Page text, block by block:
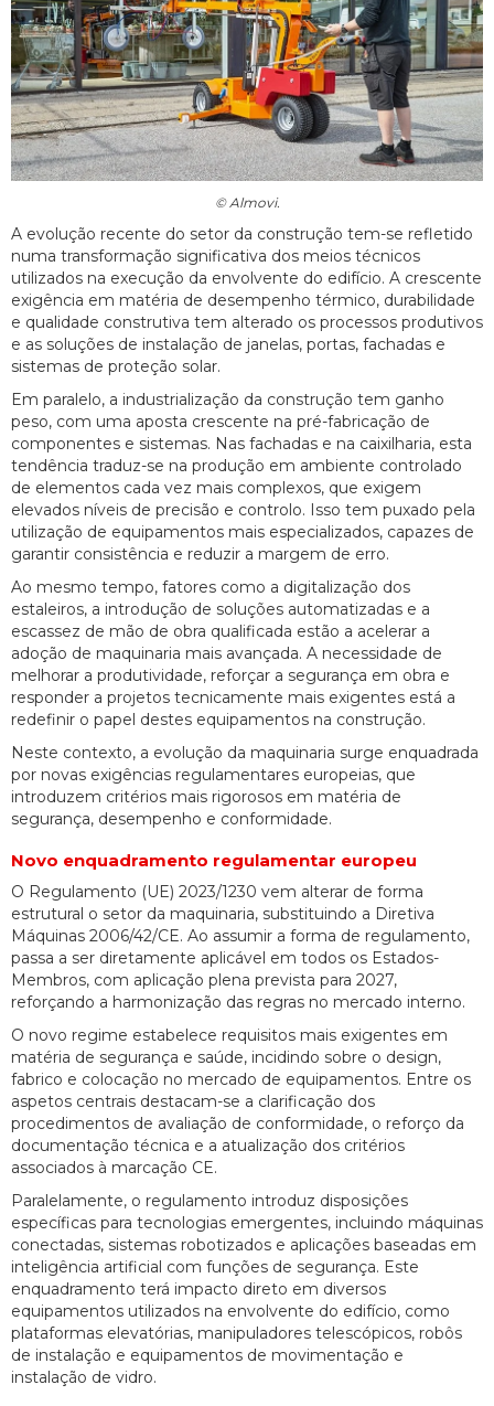
© Almovi.
A evolução recente do setor da construção tem-se refletido
numa transformação significativa dos meios técnicos
utilizados na execução da envolvente do edifício. A crescente
exigência em matéria de desempenho térmico, durabilidade
e qualidade construtiva tem alterado os processos produtivos
e as soluções de instalação de janelas, portas, fachadas e
sistemas de proteção solar.
Em paralelo, a industrialização da construção tem ganho
peso, com uma aposta crescente na pré-fabricação de
componentes e sistemas. Nas fachadas e na caixilharia, esta
tendência traduz-se na produção em ambiente controlado
de elementos cada vez mais complexos, que exigem
elevados níveis de precisão e controlo. Isso tem puxado pela
utilização de equipamentos mais especializados, capazes de
garantir consistência e reduzir a margem de erro.
Ao mesmo tempo, fatores como a digitalização dos
estaleiros, a introdução de soluções automatizadas e a
escassez de mão de obra qualificada estão a acelerar a
adoção de maquinaria mais avançada. A necessidade de
melhorar a produtividade, reforçar a segurança em obra e
responder a projetos tecnicamente mais exigentes está a
redefinir o papel destes equipamentos na construção.
Neste contexto, a evolução da maquinaria surge enquadrada
por novas exigências regulamentares europeias, que
introduzem critérios mais rigorosos em matéria de
segurança, desempenho e conformidade.
Novo enquadramento regulamentar europeu
O Regulamento (UE) 2023/1230 vem alterar de forma
estrutural o setor da maquinaria, substituindo a Diretiva
Máquinas 2006/42/CE. Ao assumir a forma de regulamento,
passa a ser diretamente aplicável em todos os Estados-
Membros, com aplicação plena prevista para 2027,
reforçando a harmonização das regras no mercado interno.
O novo regime estabelece requisitos mais exigentes em
matéria de segurança e saúde, incidindo sobre o design,
fabrico e colocação no mercado de equipamentos. Entre os
aspetos centrais destacam-se a clarificação dos
procedimentos de avaliação de conformidade, o reforço da
documentação técnica e a atualização dos critérios
associados à marcação CE.
Paralelamente, o regulamento introduz disposições
específicas para tecnologias emergentes, incluindo máquinas
conectadas, sistemas robotizados e aplicações baseadas em
inteligência artificial com funções de segurança. Este
enquadramento terá impacto direto em diversos
equipamentos utilizados na envolvente do edifício, como
plataformas elevatórias, manipuladores telescópicos, robôs
de instalação e equipamentos de movimentação e
instalação de vidro.